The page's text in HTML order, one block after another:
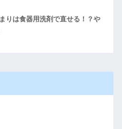
りは食器用洗剤で直せる！？や